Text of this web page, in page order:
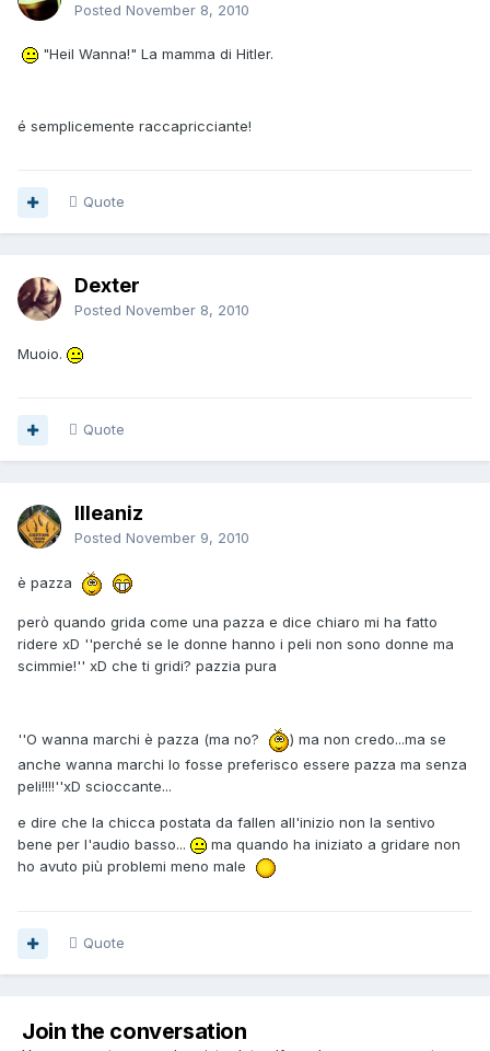
Posted November 8, 2010
"Heil Wanna!" La mamma di Hitler.
é semplicemente raccapricciante!
Quote
Dexter
Posted November 8, 2010
Muoio.
Quote
Illeaniz
Posted November 9, 2010
è pazza
però quando grida come una pazza e dice chiaro mi ha fatto
ridere xD ''perché se le donne hanno i peli non sono donne ma
scimmie!'' xD che ti gridi? pazzia pura
''O wanna marchi è pazza (ma no?
) ma non credo...ma se
anche wanna marchi lo fosse preferisco essere pazza ma senza
peli!!!!''xD scioccante...
e dire che la chicca postata da fallen all'inizio non la sentivo
bene per l'audio basso...
ma quando ha iniziato a gridare non
ho avuto più problemi meno male
Quote
Join the conversation